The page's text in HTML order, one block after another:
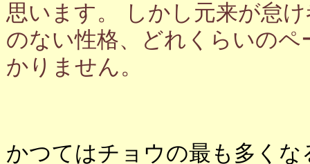
思います。 しかし元来が怠
のない性格、どれくらいの
かりません。
かつてはチョウの最も多く